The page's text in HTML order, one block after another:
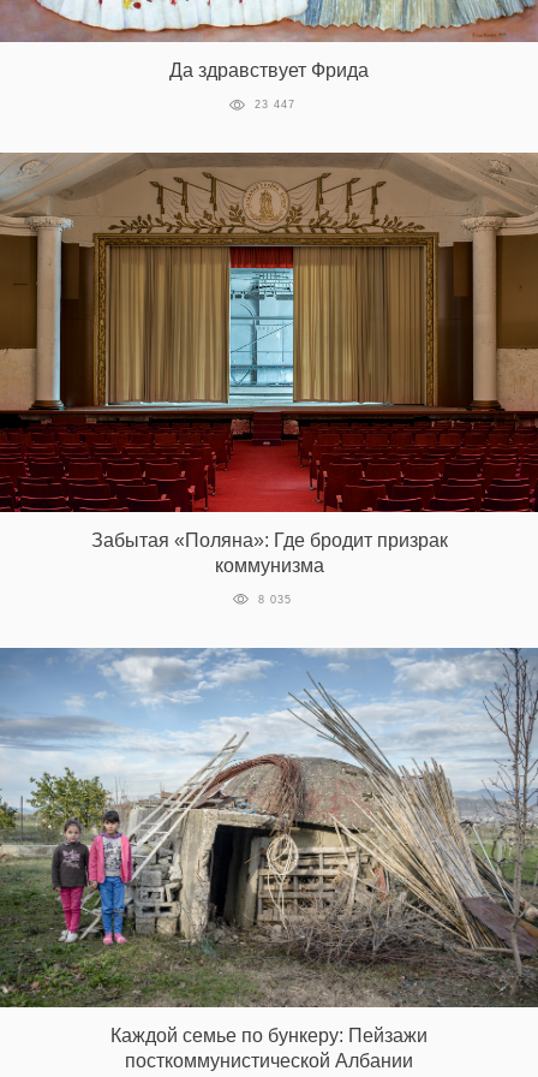
Да здравствует Фрида
23 447
Забытая «‎Поляна»‎: Где бродит призрак
коммунизма
8 035
Каждой семье по бункеру: Пейзажи
посткоммунистической Албании